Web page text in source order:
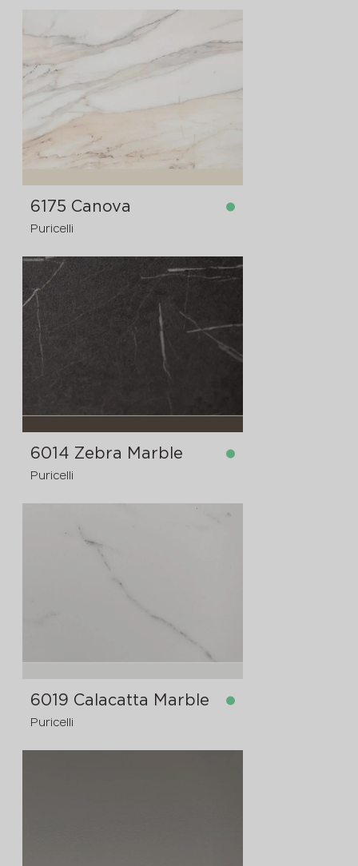
4200x1620x8 mm dostupno
6175 Canova
Puricelli
4200x1300x12 mm
6014 Zebra Marble
Puricelli
4200x1620x12 mm
6019 Calacatta Marble
Puricelli